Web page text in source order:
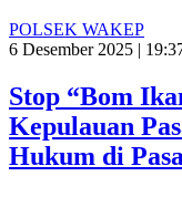
POLSEK WAKEP
6 Desember 2025 |
Stop “Bom
Kepulauan
Hukum di